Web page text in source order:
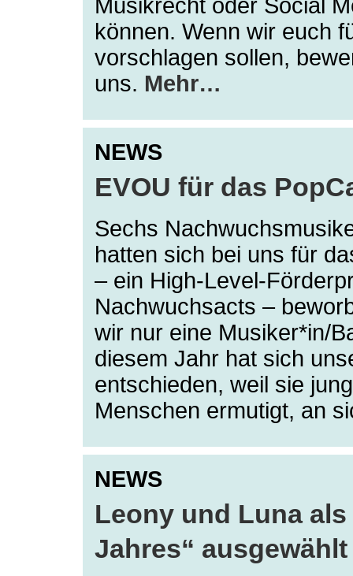
Musikrecht oder Social
können. Wenn wir euch
vorschlagen sollen,
uns. Mehr…
NEWS
EVOU für das
Sechs
hatten sich bei uns für
– ein High-Level-
Nachwuchsacts –
wir nur eine Musiker*in/
diesem Jahr hat sich
entschieden, weil sie
Menschen ermutigt, an
NEWS
Leony und Luna
Jahres“ ausgewählt